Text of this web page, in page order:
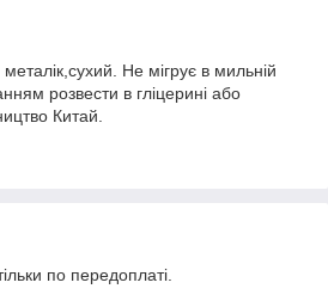
Не мігрує в мильній
розвести в гліцерині або
Китай.
по передоплаті.